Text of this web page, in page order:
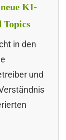
KI-
Topics
in den
und